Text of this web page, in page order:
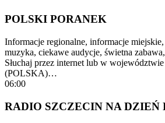
POLSKI PORANEK
Informacje regionalne, informacje
muzyka, ciekawe audycje, świetna
Słuchaj przez internet lub w
(POLSKA)…
06:00
RADIO SZCZECIN NA DZIEŃ